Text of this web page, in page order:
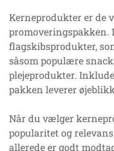
Kerneprodukter er de
promoveringspakken.
flagskibsprodukter,
såsom populære
plejeprodukter.
pakken leverer
Når du vælger
popularitet og
allerede er godt